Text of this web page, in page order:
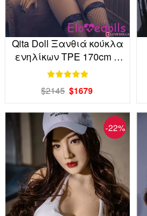
Qita Doll Ξανθιά κούκλα
ενηλίκων TPE 170cm E
Cup Factory Direct
$2145 $1679
-22%